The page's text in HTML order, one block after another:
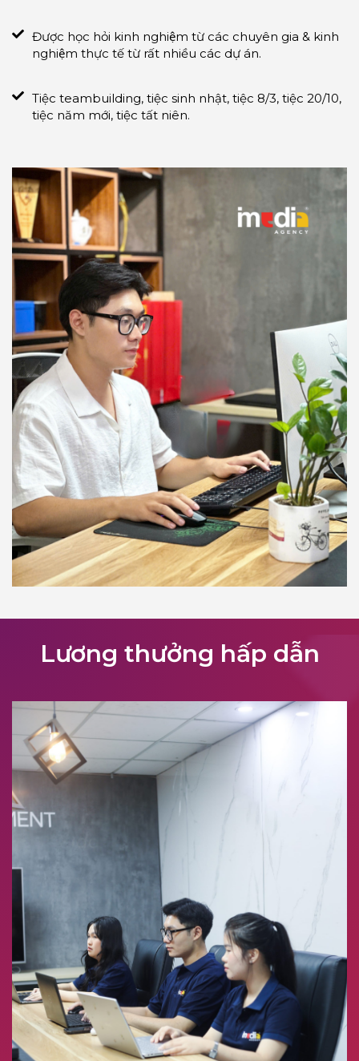
Được học hỏi kinh nghiệm từ các chuyên gia & kinh
nghiệm thực tế từ rất nhiều các dự án.
Tiệc teambuilding, tiệc sinh nhật, tiệc 8/3, tiệc 20/10,
tiệc năm mới, tiệc tất niên.
Lương thưởng hấp dẫn